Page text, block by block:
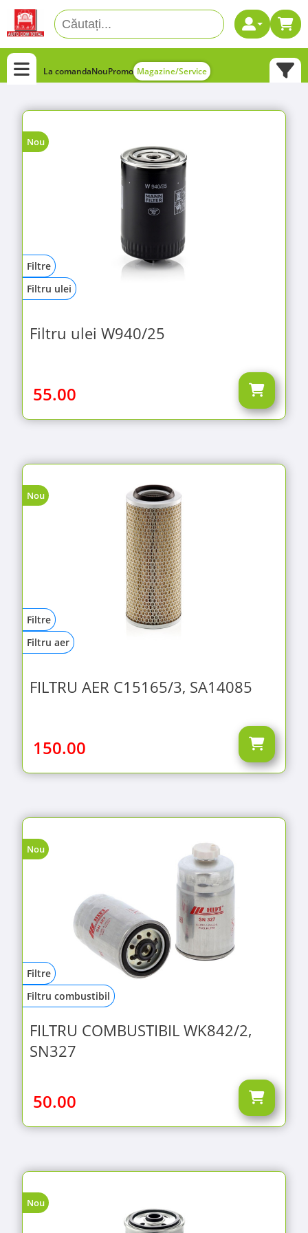
La comandaNouPromo Magazine/Service
Nou
Filtre
Filtru ulei
Filtru ulei W940/25
55.00
Nou
Filtre
Filtru aer
FILTRU AER C15165/3, SA14085
150.00
Nou
Filtre
Filtru combustibil
FILTRU COMBUSTIBIL WK842/2,
SN327
50.00
Nou